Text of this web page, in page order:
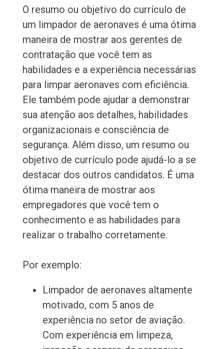
O resumo ou objetivo do currículo de
um limpador de aeronaves é uma ótima
maneira de mostrar aos gerentes de
contratação que você tem as
habilidades e a experiência necessárias
para limpar aeronaves com eficiência.
Ele também pode ajudar a demonstrar
sua atenção aos detalhes, habilidades
organizacionais e consciência de
segurança. Além disso, um resumo ou
objetivo de currículo pode ajudá-lo a se
destacar dos outros candidatos. É uma
ótima maneira de mostrar aos
empregadores que você tem o
conhecimento e as habilidades para
realizar o trabalho corretamente.
Por exemplo:
Limpador de aeronaves altamente
motivado, com 5 anos de
experiência no setor de aviação.
Com experiência em limpeza,